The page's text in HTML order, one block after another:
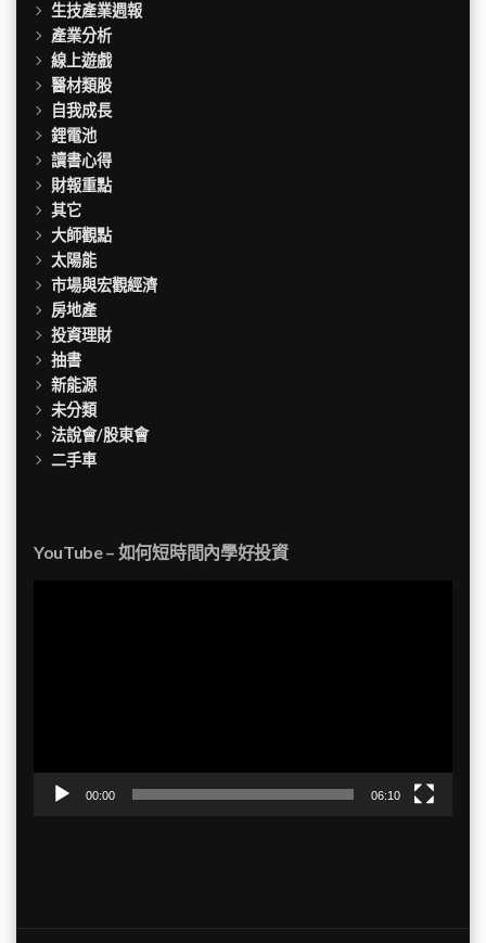
生技產業週報
產業分析
線上遊戲
醫材類股
自我成長
鋰電池
讀書心得
財報重點
其它
大師觀點
太陽能
市場與宏觀經濟
房地產
投資理財
抽書
新能源
未分類
法說會/股東會
二手車
YouTube – 如何短時間內學好投資
00:00 06:10